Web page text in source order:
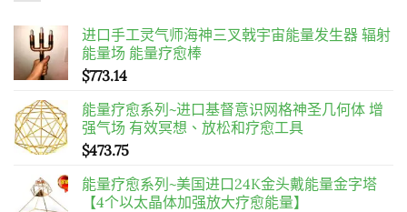
进口手工灵气师海神三叉戟宇宙能量发生器 辐射
能量场 能量疗愈棒
$773.14
能量疗愈系列~进口基督意识网格神圣几何体 增
强气场 有效冥想、放松和疗愈工具
$473.75
能量疗愈系列~美国进口24K金头戴能量金字塔
【4个以太晶体加强放大疗愈能量】